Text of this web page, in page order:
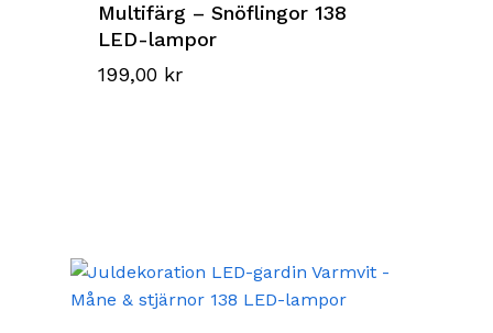
Multifärg – Snöflingor 138
LED-lampor
199,00 kr